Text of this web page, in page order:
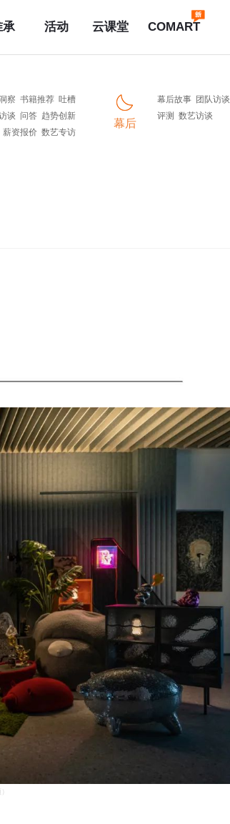
承 活动 云课堂 COMART
察 书籍推荐 吐槽
谈 问答 趋势创新
薪资报价 数艺专访
幕后
幕后故事 团队访谈
评测 数艺访谈